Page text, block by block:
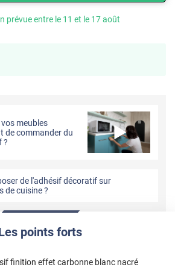
prévue entre le 11 et le 17 août
meubles
de commander du
?
de l'adhésif décoratif sur
de cuisine ?
points forts
finition effet carbonne blanc nacré